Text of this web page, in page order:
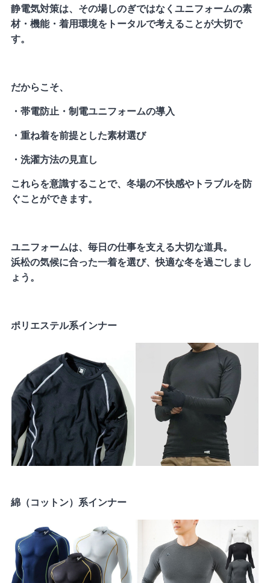
静電気対策は、その場しのぎではなくユニフォームの素
材・機能・着用環境をトータルで考えることが大切で
す。
だからこそ、
・帯電防止・制電ユニフォームの導入
・重ね着を前提とした素材選び
・洗濯方法の見直し
これらを意識することで、冬場の不快感やトラブルを防
ぐことができます。
ユニフォームは、毎日の仕事を支える大切な道具。
浜松の気候に合った一着を選び、快適な冬を過ごしまし
ょう。
ポリエステル系インナー
綿（コットン）系インナー